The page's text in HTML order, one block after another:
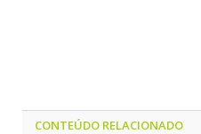
CONTEÚDO RELACIONADO